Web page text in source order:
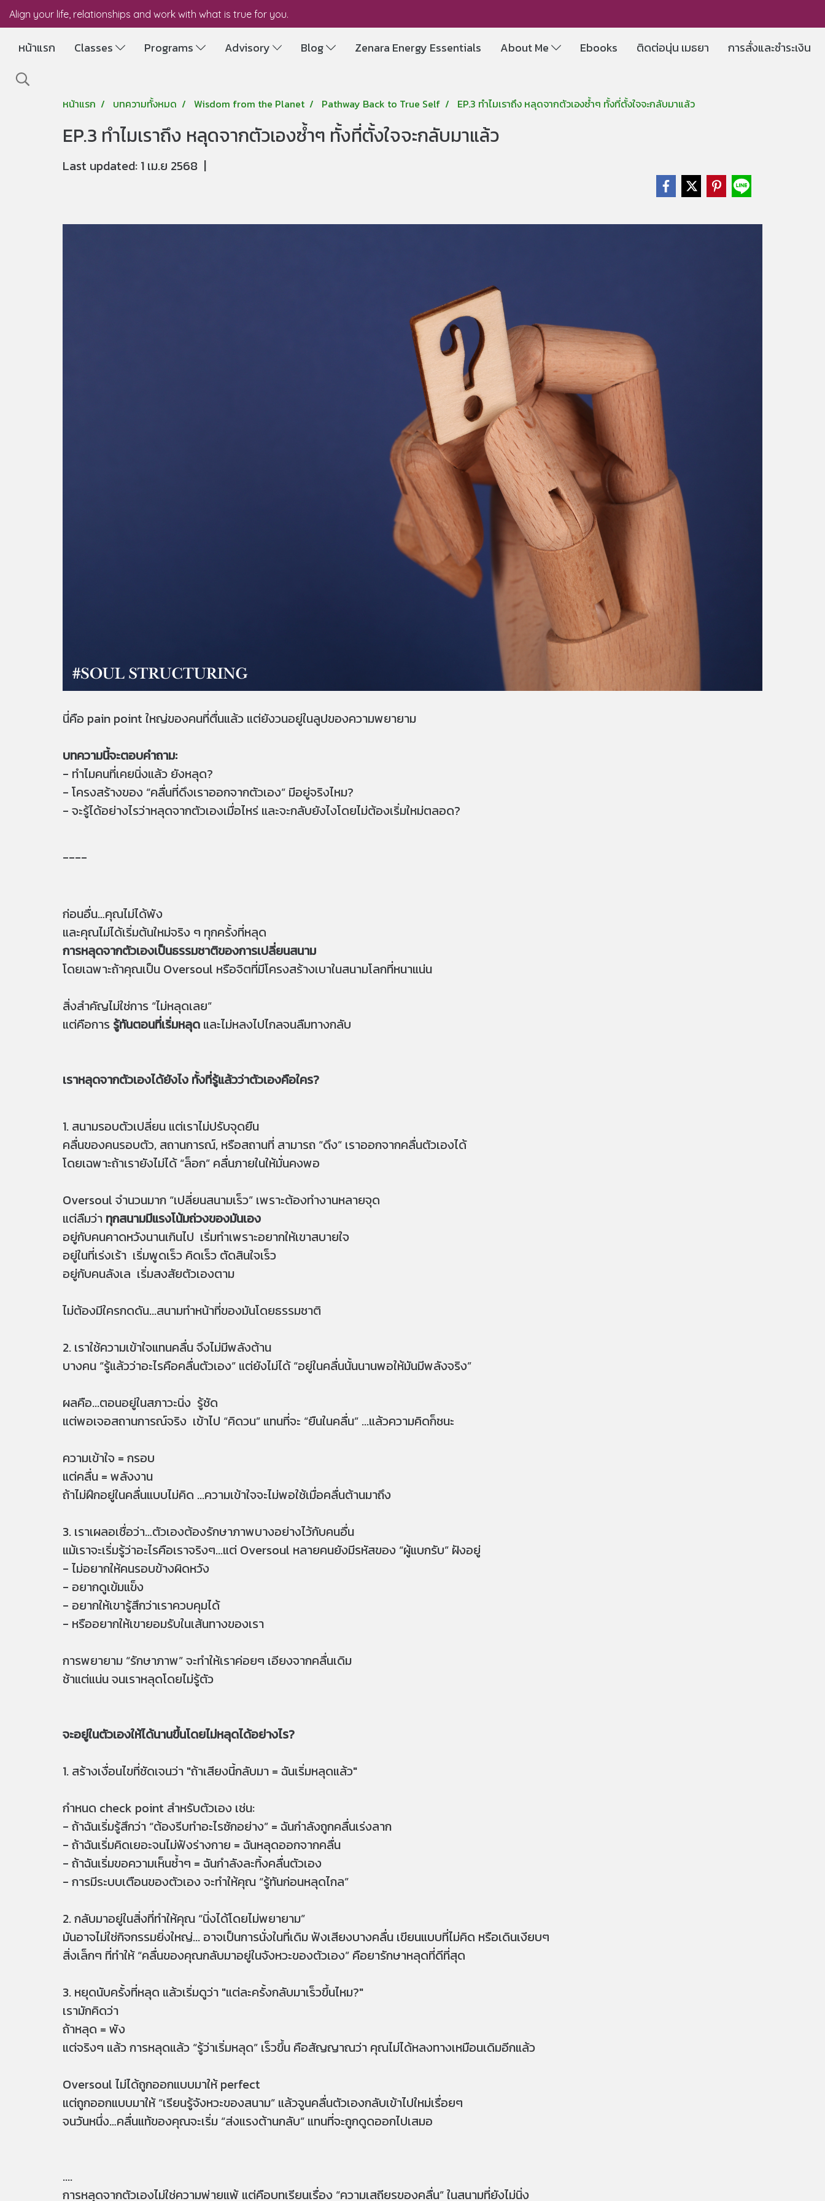
Align your life, relationships and work with what is true for you.
หน้าแรก Classes Programs Advisory Blog Zenara Energy Essentials About Me Ebooks ติดต่อนุ่น เมธยา การสั่งและชำระเงิน
หน้าแรก บทความทั้งหมด Wisdom from the Planet Pathway Back to True Self EP.3 ทำไมเราถึง หลุดจากตัวเองซ้ำๆ ทั้งที่ตั้งใจจะกลับมาแล้ว
EP.3 ทำไมเราถึง หลุดจากตัวเองซ้ำๆ ทั้งที่ตั้งใจจะกลับมาแล้ว
Last updated: 1 เม.ย 2568 |
นี่คือ pain point ใหญ่ของคนที่ตื่นแล้ว แต่ยังวนอยู่ในลูปของความพยายาม
บทความนี้จะตอบคำถาม:
- ทำไมคนที่เคยนิ่งแล้ว ยังหลุด?
- โครงสร้างของ “คลื่นที่ดึงเราออกจากตัวเอง” มีอยู่จริงไหม?
- จะรู้ได้อย่างไรว่าหลุดจากตัวเองเมื่อไหร่ และจะกลับยังไงโดยไม่ต้องเริ่มใหม่ตลอด?
----
ก่อนอื่น…คุณไม่ได้พัง
และคุณไม่ได้เริ่มต้นใหม่จริง ๆ ทุกครั้งที่หลุด
การหลุดจากตัวเองเป็นธรรมชาติของการเปลี่ยนสนาม
โดยเฉพาะถ้าคุณเป็น Oversoul หรือจิตที่มีโครงสร้างเบาในสนามโลกที่หนาแน่น
สิ่งสำคัญไม่ใช่การ “ไม่หลุดเลย”
แต่คือการ รู้ทันตอนที่เริ่มหลุด และไม่หลงไปไกลจนลืมทางกลับ
เราหลุดจากตัวเองได้ยังไง ทั้งที่รู้แล้วว่าตัวเองคือใคร?
1. สนามรอบตัวเปลี่ยน แต่เราไม่ปรับจุดยืน
คลื่นของคนรอบตัว, สถานการณ์, หรือสถานที่ สามารถ “ดึง” เราออกจากคลื่นตัวเองได้
โดยเฉพาะถ้าเรายังไม่ได้ “ล็อก” คลื่นภายในให้มั่นคงพอ
Oversoul จำนวนมาก “เปลี่ยนสนามเร็ว” เพราะต้องทำงานหลายจุด
แต่ลืมว่า ทุกสนามมีแรงโน้มถ่วงของมันเอง
อยู่กับคนคาดหวังนานเกินไป เริ่มทำเพราะอยากให้เขาสบายใจ
อยู่ในที่เร่งเร้า เริ่มพูดเร็ว คิดเร็ว ตัดสินใจเร็ว
อยู่กับคนลังเล เริ่มสงสัยตัวเองตาม
ไม่ต้องมีใครกดดัน...สนามทำหน้าที่ของมันโดยธรรมชาติ
2. เราใช้ความเข้าใจแทนคลื่น จึงไม่มีพลังต้าน
บางคน “รู้แล้วว่าอะไรคือคลื่นตัวเอง” แต่ยังไม่ได้ “อยู่ในคลื่นนั้นนานพอให้มันมีพลังจริง”
ผลคือ...ตอนอยู่ในสภาวะนิ่ง รู้ชัด
แต่พอเจอสถานการณ์จริง เข้าไป “คิดวน” แทนที่จะ “ยืนในคลื่น” ...แล้วความคิดก็ชนะ
ความเข้าใจ = กรอบ
แต่คลื่น = พลังงาน
ถ้าไม่ฝึกอยู่ในคลื่นแบบไม่คิด ...ความเข้าใจจะไม่พอใช้เมื่อคลื่นต้านมาถึง
3. เราเผลอเชื่อว่า…ตัวเองต้องรักษาภาพบางอย่างไว้กับคนอื่น
แม้เราจะเริ่มรู้ว่าอะไรคือเราจริงๆ...แต่ Oversoul หลายคนยังมีรหัสของ “ผู้แบกรับ” ฝังอยู่
- ไม่อยากให้คนรอบข้างผิดหวัง
- อยากดูเข้มแข็ง
- อยากให้เขารู้สึกว่าเราควบคุมได้
- หรืออยากให้เขายอมรับในเส้นทางของเรา
การพยายาม “รักษาภาพ” จะทำให้เราค่อยๆ เอียงจากคลื่นเดิม
ช้าแต่แน่น จนเราหลุดโดยไม่รู้ตัว
จะอยู่ในตัวเองให้ได้นานขึ้นโดยไม่หลุดได้อย่างไร?
1. สร้างเงื่อนไขที่ชัดเจนว่า "ถ้าเสียงนี้กลับมา = ฉันเริ่มหลุดแล้ว"
กำหนด check point สำหรับตัวเอง เช่น:
- ถ้าฉันเริ่มรู้สึกว่า “ต้องรีบทำอะไรซักอย่าง” = ฉันกำลังถูกคลื่นเร่งลาก
- ถ้าฉันเริ่มคิดเยอะจนไม่ฟังร่างกาย = ฉันหลุดออกจากคลื่น
- ถ้าฉันเริ่มขอความเห็นซ้ำๆ = ฉันกำลังละทิ้งคลื่นตัวเอง
- การมีระบบเตือนของตัวเอง จะทำให้คุณ “รู้ทันก่อนหลุดไกล”
2. กลับมาอยู่ในสิ่งที่ทำให้คุณ “นิ่งได้โดยไม่พยายาม”
มันอาจไม่ใช่กิจกรรมยิ่งใหญ่... อาจเป็นการนั่งในที่เดิม ฟังเสียงบางคลื่น เขียนแบบที่ไม่คิด หรือเดินเงียบๆ
สิ่งเล็กๆ ที่ทำให้ “คลื่นของคุณกลับมาอยู่ในจังหวะของตัวเอง” คือยารักษาหลุดที่ดีที่สุด
3. หยุดนับครั้งที่หลุด แล้วเริ่มดูว่า "แต่ละครั้งกลับมาเร็วขึ้นไหม?"
เรามักคิดว่า
ถ้าหลุด = พัง
แต่จริงๆ แล้ว การหลุดแล้ว “รู้ว่าเริ่มหลุด” เร็วขึ้น คือสัญญาณว่า คุณไม่ได้หลงทางเหมือนเดิมอีกแล้ว
Oversoul ไม่ได้ถูกออกแบบมาให้ perfect
แต่ถูกออกแบบมาให้ “เรียนรู้จังหวะของสนาม” แล้วจูนคลื่นตัวเองกลับเข้าไปใหม่เรื่อยๆ
จนวันหนึ่ง…คลื่นแท้ของคุณจะเริ่ม “ส่งแรงต้านกลับ” แทนที่จะถูกดูดออกไปเสมอ
....
การหลุดจากตัวเองไม่ใช่ความพ่ายแพ้ แต่คือบทเรียนเรื่อง “ความเสถียรของคลื่น” ในสนามที่ยังไม่นิ่ง